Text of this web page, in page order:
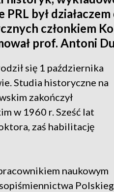
był
członkiem
prof. Antoni
się 1 października
Studia historyczne na
zakończył
w 1960 r. Sześć lat
zaś habilitację
naukowym